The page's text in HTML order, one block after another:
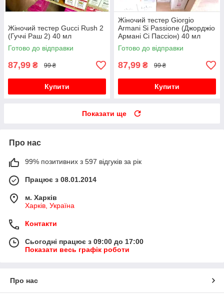
Жіночий тестер Gucci Rush 2
(Гуччі Раш 2) 40 мл
Готово до відправки
87,99 ₴ 99 ₴
Купити
Жіночий тестер Giorgio
Armani Si Passione (Джорджіо
Армані Сі Пассіон) 40 мл
Готово до відправки
87,99 ₴ 99 ₴
Купити
Показати ще
Про нас
99% позитивних з 597 відгуків за рік
Працює з 08.01.2014
м. Харків
Харків, Україна
Контакти
Сьогодні працює з 09:00 до 17:00
Показати весь графік роботи
Про нас